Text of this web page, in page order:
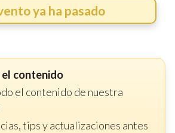
ya ha pasado
contenido
el contenido de nuestra
tips y actualizaciones antes